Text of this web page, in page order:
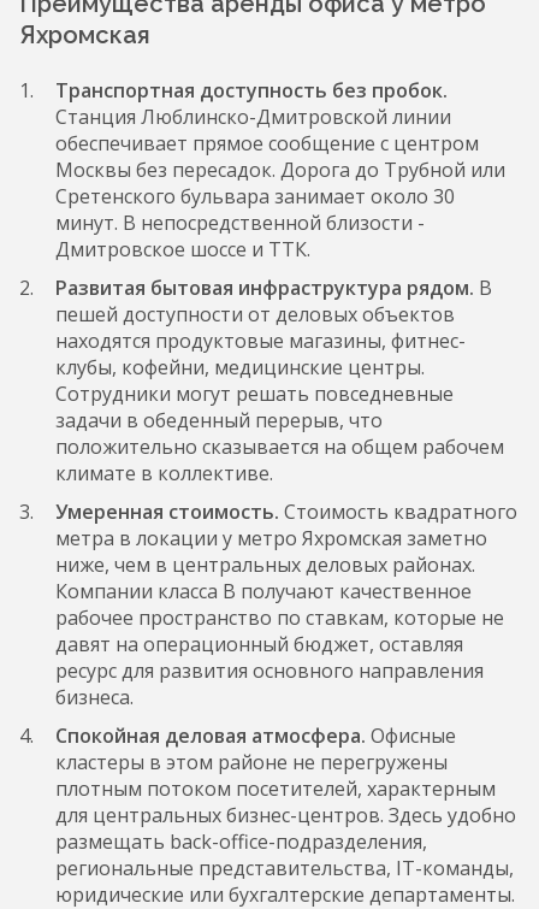
Яхромская
Транспортная доступность без пробок.
Станция Люблинско-Дмитровской линии
обеспечивает прямое сообщение с центром
Москвы без пересадок. Дорога до Трубной или
Сретенского бульвара занимает около 30
минут. В непосредственной близости -
Дмитровское шоссе и ТТК.
Развитая бытовая инфраструктура рядом. В
пешей доступности от деловых объектов
находятся продуктовые магазины, фитнес-
клубы, кофейни, медицинские центры.
Сотрудники могут решать повседневные
задачи в обеденный перерыв, что
положительно сказывается на общем рабочем
климате в коллективе.
Умеренная стоимость. Стоимость квадратного
метра в локации у метро Яхромская заметно
ниже, чем в центральных деловых районах.
Компании класса B получают качественное
рабочее пространство по ставкам, которые не
давят на операционный бюджет, оставляя
ресурс для развития основного направления
бизнеса.
Спокойная деловая атмосфера. Офисные
кластеры в этом районе не перегружены
плотным потоком посетителей, характерным
для центральных бизнес-центров. Здесь удобно
размещать back-office-подразделения,
региональные представительства, IT-команды,
юридические или бухгалтерские департаменты.